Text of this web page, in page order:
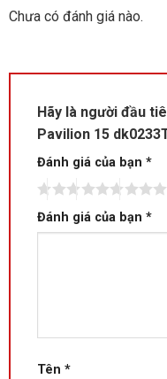
Chưa có đánh giá nào.
Hãy là người đầu
Pavilion 15
Đánh giá của bạn *
Đánh giá của bạn *
Tên *